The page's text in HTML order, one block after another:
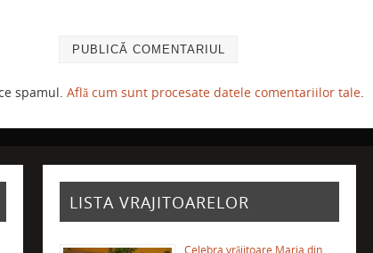
spamul. Află cum sunt procesate datele comentariilor tale
LISTA VRAJITOARELOR